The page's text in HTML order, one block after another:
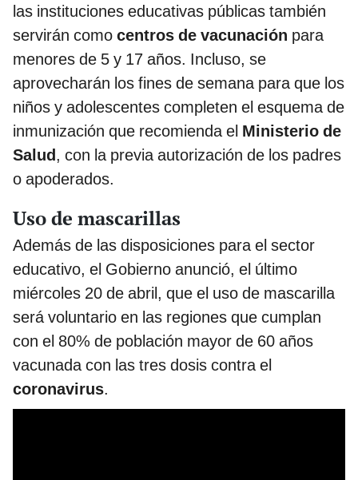
las instituciones educativas públicas también
servirán como centros de vacunación para
menores de 5 y 17 años. Incluso, se
aprovecharán los fines de semana para que los
niños y adolescentes completen el esquema de
inmunización que recomienda el Ministerio de
Salud, con la previa autorización de los padres
o apoderados.
Uso de mascarillas
Además de las disposiciones para el sector
educativo, el Gobierno anunció, el último
miércoles 20 de abril, que el uso de mascarilla
será voluntario en las regiones que cumplan
con el 80% de población mayor de 60 años
vacunada con las tres dosis contra el
coronavirus.